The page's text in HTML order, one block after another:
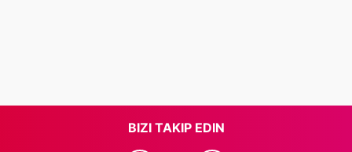
BIZI TAKIP EDIN